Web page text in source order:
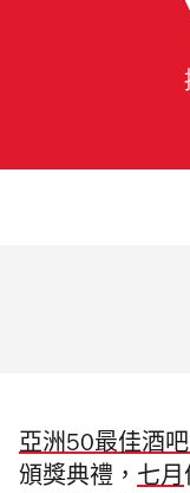
亞洲50最佳酒
頒獎典禮， 七月